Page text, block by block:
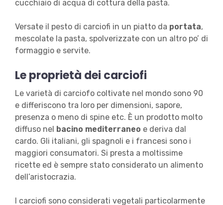
cucchiaio di acqua di cottura della pasta.
Versate il pesto di carciofi in un piatto da portata,
mescolate la pasta, spolverizzate con un altro po’ di
formaggio e servite.
Le proprietà dei carciofi
Le varietà di carciofo coltivate nel mondo sono 90
e differiscono tra loro per dimensioni, sapore,
presenza o meno di spine etc. È un prodotto molto
diffuso nel bacino mediterraneo e deriva dal
cardo. Gli italiani, gli spagnoli e i francesi sono i
maggiori consumatori. Si presta a moltissime
ricette ed è sempre stato considerato un alimento
dell’aristocrazia.
I carciofi sono considerati vegetali particolarmente